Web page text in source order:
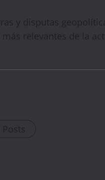
y disputas
relevantes de la